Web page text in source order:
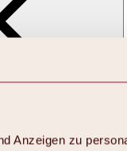
Anzeigen zu